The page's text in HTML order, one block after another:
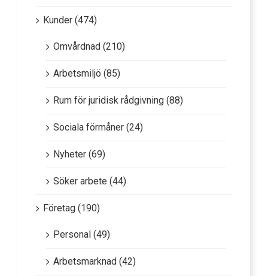
Kunder (474)
Omvårdnad (210)
Arbetsmiljö (85)
Rum för juridisk rådgivning (88)
Sociala förmåner (24)
Nyheter (69)
Söker arbete (44)
Företag (190)
Personal (49)
Arbetsmarknad (42)